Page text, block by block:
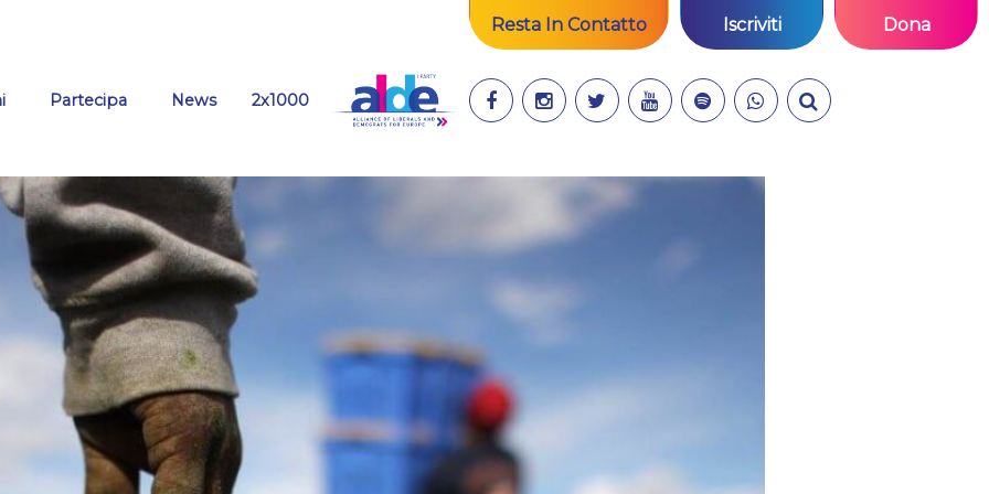
Resta In Contatto Iscriviti Dona
Partecipa News(current)
2x1000